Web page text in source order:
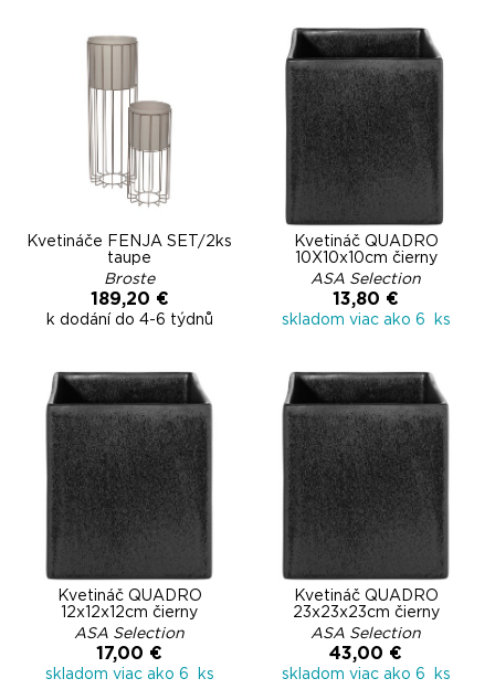
Kvetináče FENJA SET/2ks
taupe
Broste
189,20 €
k dodání do 4-6 týdnů
Kvetináč QUADRO
10X10x10cm čierny
ASA Selection
13,80 €
skladom viac ako 6 ks
Kvetináč QUADRO
12x12x12cm čierny
ASA Selection
17,00 €
skladom viac ako 6 ks
Kvetináč QUADRO
23x23x23cm čierny
ASA Selection
43,00 €
skladom viac ako 6 ks